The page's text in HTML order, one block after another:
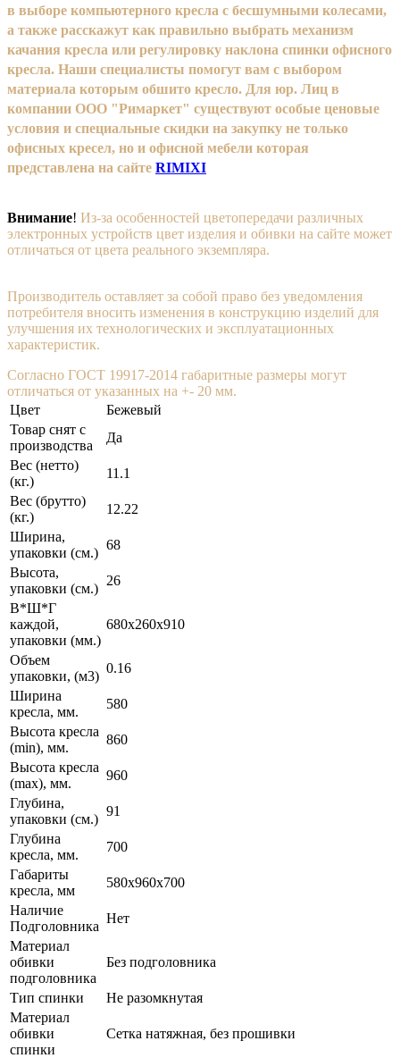
в выборе компьютерного кресла с бесшумными колесами,
а также расскажут как правильно выбрать механизм
качания кресла или регулировку наклона спинки офисного
кресла. Наши специалисты помогут вам с выбором
материала которым обшито кресло. Для юр. Лиц в
компании ООО "Римаркет" существуют особые ценовые
условия и специальные скидки на закупку не только
офисных кресел, но и офисной мебели которая
представлена на сайте RIMIXI
Внимание! Из-за особенностей цветопередачи различных
электронных устройств цвет изделия и обивки на сайте может
отличаться от цвета реального экземпляра.
Производитель оставляет за собой право без уведомления
потребителя вносить изменения в конструкцию изделий для
улучшения их технологических и эксплуатационных
характеристик.
Согласно ГОСТ 19917-2014 габаритные размеры могут
отличаться от указанных на +- 20 мм.
Цвет
Бежевый
Товар снят с
производства
Да
Вес (нетто)
(кг.)
11.1
Вес (брутто)
(кг.)
12.22
Ширина,
упаковки (cм.)
68
Высота,
упаковки (cм.)
26
В*Ш*Г
каждой,
упаковки (мм.)
680x260x910
Объем
упаковки, (м3)
0.16
Ширина
кресла, мм.
580
Высота кресла
(min), мм.
860
Высота кресла
(max), мм.
960
Глубина,
упаковки (см.)
91
Глубина
кресла, мм.
700
Габариты
кресла, мм
580x960x700
Наличие
Подголовника
Нет
Материал
обивки
подголовника
Без подголовника
Тип спинки
Не разомкнутая
Материал
обивки
спинки
Сетка натяжная, без прошивки